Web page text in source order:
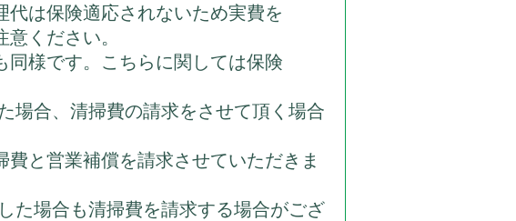
代は保険適応されないため実費を
ください。
同様です。こちらに関しては保険
場合、清掃費の請求をさせて頂く場合
と営業補償を請求させていただきま
た場合も清掃費を請求する場合がござ